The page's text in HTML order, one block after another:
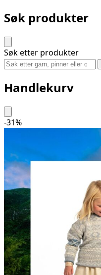
Søk produkter
Søk etter produkter
Handlekurv
-31%